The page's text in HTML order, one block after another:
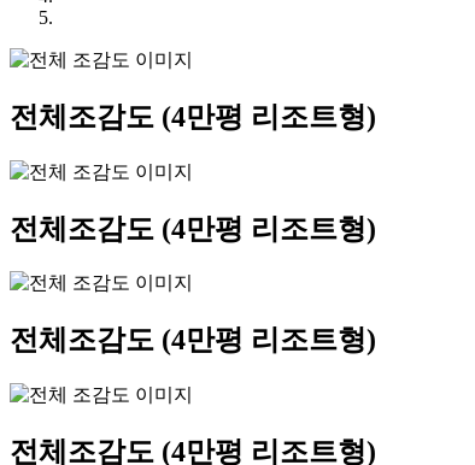
전체조감도 (4만평 리조트형)
전체조감도 (4만평 리조트형)
전체조감도 (4만평 리조트형)
전체조감도 (4만평 리조트형)